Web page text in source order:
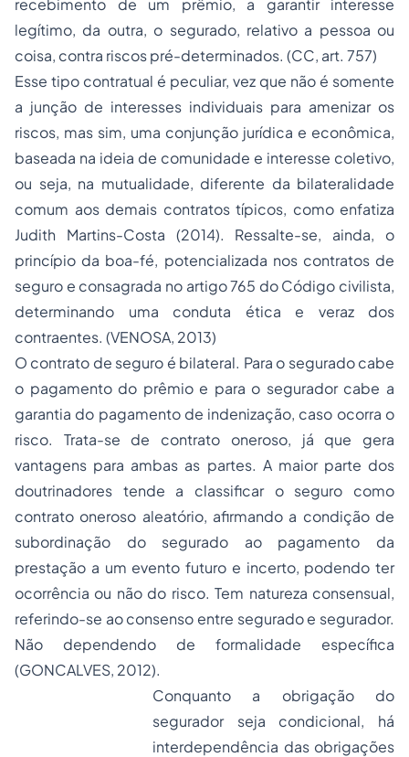
recebimento de um prêmio, a garantir interesse
legítimo, da outra, o segurado, relativo a pessoa ou
coisa, contra riscos pré-determinados. (CC, art. 757)
Esse tipo contratual é peculiar, vez que não é somente
a junção de interesses individuais para amenizar os
riscos, mas sim, uma conjunção jurídica e econômica,
baseada na ideia de comunidade e interesse coletivo,
ou seja, na mutualidade, diferente da bilateralidade
comum aos demais contratos típicos, como enfatiza
Judith Martins-Costa (2014). Ressalte-se, ainda, o
princípio da boa-fé, potencializada nos contratos de
seguro e consagrada no artigo 765 do Código civilista,
determinando uma conduta ética e veraz dos
contraentes. (VENOSA, 2013)
O contrato de seguro é bilateral. Para o segurado cabe
o pagamento do prêmio e para o segurador cabe a
garantia do pagamento de indenização, caso ocorra o
risco. Trata-se de contrato oneroso, já que gera
vantagens para ambas as partes. A maior parte dos
doutrinadores tende a classificar o seguro como
contrato oneroso aleatório, afirmando a condição de
subordinação do segurado ao pagamento da
prestação a um evento futuro e incerto, podendo ter
ocorrência ou não do risco. Tem natureza consensual,
referindo-se ao consenso entre segurado e segurador.
Não dependendo de formalidade específica
(GONCALVES, 2012).
Conquanto a obrigação do
segurador seja condicional, há
interdependência das obrigações